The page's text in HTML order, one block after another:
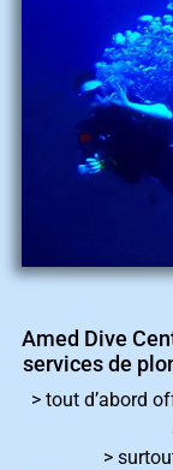
Amed Dive
services de
> tout d’abord
>